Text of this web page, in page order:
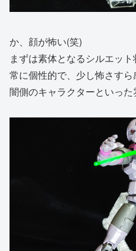
か、顔が怖い(笑)
まずは素体となるシルエッ
常に個性的で、少し怖さす
闇側のキャラクターといっ